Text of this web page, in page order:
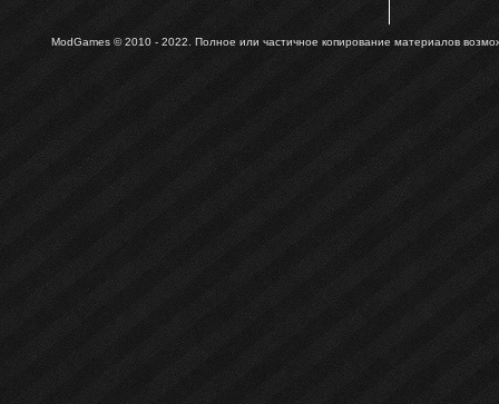
ModGames © 2010 - 2022. Полное или частичное копирование материалов